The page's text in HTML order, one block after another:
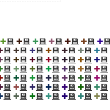
✚💾 ✚💾 ✚💾 ✚💾 ✚💾 ✚💾 ✚
💾 ✚💾 ✚💾 ✚💾 ✚💾 ✚💾 ✚💾
💾 ✚💾 ✚💾 ✚💾 ✚💾 ✚💾 ✚💾
💾 ✚💾 ✚💾 ✚💾 ✚💾 ✚💾 ✚💾
💾 ✚💾 ✚💾 ✚💾 ✚💾 ✚💾 ✚💾
💾 ✚💾 ✚💾 ✚💾 ✚💾 ✚💾 ✚💾
💾 ✚💾 ✚💾 ✚💾 ✚💾 ✚💾 ✚💾